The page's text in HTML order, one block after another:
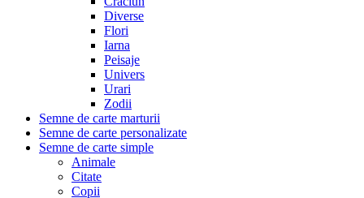
Diverse
Flori
Iarna
Peisaje
Univers
Urari
Zodii
Semne de carte marturii
Semne de carte personalizate
Semne de carte simple
Animale
Citate
Copii